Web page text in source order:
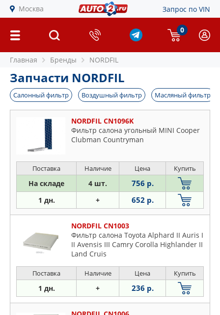
Москва Запрос по VIN
0
Главная Бренды NORDFIL
Запчасти NORDFIL
Салонный фильтр Воздушный фильтр Масляный фильтр
NORDFIL CN1096K
Фильтр салона угольный MINI Cooper
Clubman Countryman
Поставка Наличие Цена Купить
На складе 4 шт. 756 р.
1 дн. + 652 р.
NORDFIL CN1003
Фильтр салона Toyota Alphard II Auris I
II Avensis III Camry Corolla Highlander II
Land Cruis
Поставка Наличие Цена Купить
1 дн. + 236 р.